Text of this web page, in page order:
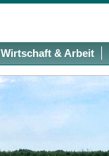
Wirtschaft & Arbeit